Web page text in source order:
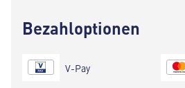
Bezahloptionen
V-Pay